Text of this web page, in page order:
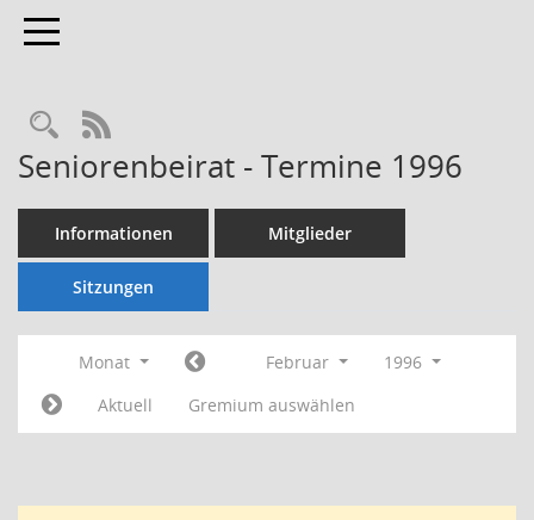
Toggle navigation
Rechercheauswahl
RSS-Feed
Seniorenbeirat - Termine 1996
Informationen Mitglieder
Sitzungen
Monat Februar
1996
Aktuell
Gremium auswählen